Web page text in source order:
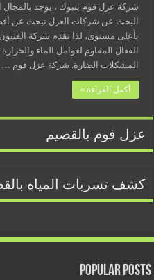
شركة عزل فوم بتبوك ، يوجد بالمجال
البحث عن شركات العزل نبحث عن
بأعلى مستوى، لذا تقدم شركة
الفعال المقاوم لعوامل الماء
المشكلات الضارة. شركة عزل فوم …
أكمل القراءة »
عزل فوم بالقصيم
كشف تسربات المياه
Popular Posts